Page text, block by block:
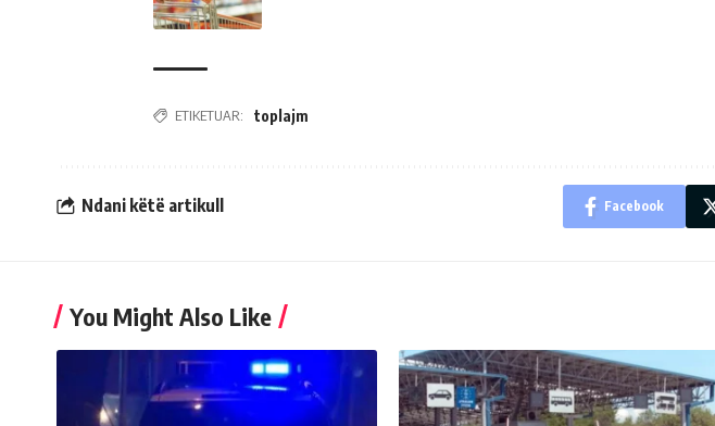
ETIKETUAR: toplajm
Ndani këtë artikull Facebook
You Might Also Like